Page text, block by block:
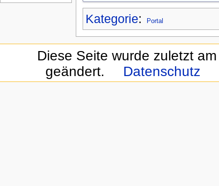
Kategorie: Portal
Diese Seite wurde zuletzt
geändert.
Datenschutz